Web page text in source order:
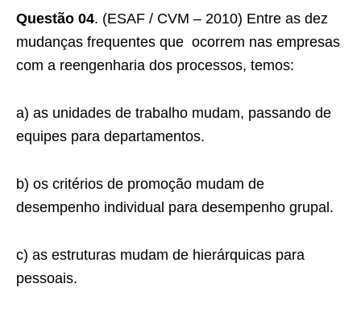
Questão 04. (ESAF / CVM – 2010) Entre as dez
mudanças frequentes que ocorrem nas empresas
com a reengenharia dos processos, temos:
a) as unidades de trabalho mudam, passando de
equipes para departamentos.
b) os critérios de promoção mudam de
desempenho individual para desempenho grupal.
c) as estruturas mudam de hierárquicas para
pessoais.